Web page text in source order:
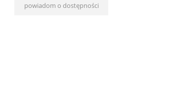
powiadom o dostępności